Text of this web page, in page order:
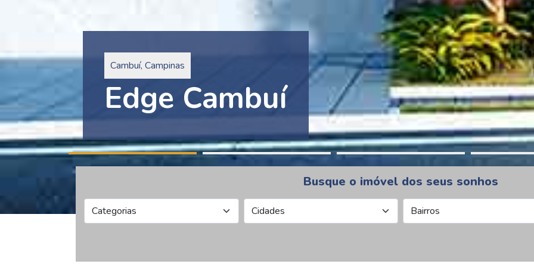
Pinheiros, São Paulo
Edge Collection Pinheiros
Busque o imóvel dos seus sonhos